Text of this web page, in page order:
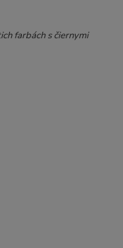
farbách s čiernymi